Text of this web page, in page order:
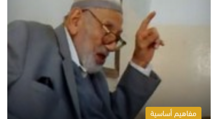
مفاهيم أساسية